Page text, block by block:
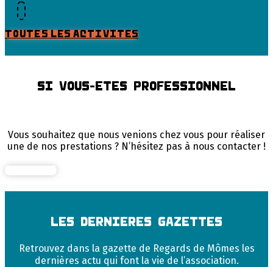
TOUTES LES ACTIVITES
SI VOUS-ETES PROFESSIONNEL
Vous souhaitez que nous venions chez vous pour réaliser
une de nos prestations ? N’hésitez pas à nous contacter !
LES DERNIERES GAZETTES
Retrouvez dans la gazette de Regards de Mômes les
dernières actu qui font la vie de l’association.